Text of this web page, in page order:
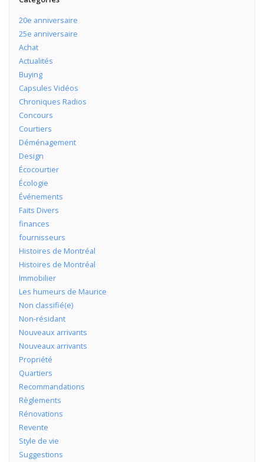
20e anniversaire
25e anniversaire
Achat
Actualités
Buying
Capsules Vidéos
Chroniques Radios
Concours
Courtiers
Déménagement
Design
Écocourtier
Écologie
Événements
Faits Divers
finances
fournisseurs
Histoires de Montréal
Histoires de Montréal
Immobilier
Les humeurs de Maurice
Non classifié(e)
Non-résidant
Nouveaux arrivants
Nouveaux arrivants
Propriété
Quartiers
Recommandations
Règlements
Rénovations
Revente
Style de vie
Suggestions